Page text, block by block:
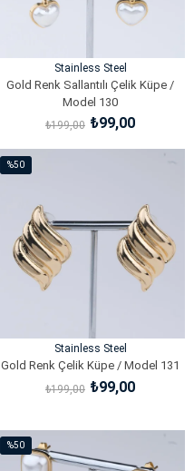
Stainless Steel
Gold Renk Sallantılı Çelik Küpe /
Model 130
₺99,00
₺199,00
SEPETE EKLE
%50
Stainless Steel
Gold Renk Çelik Küpe / Model 131
₺99,00
₺199,00
%50
İndirim